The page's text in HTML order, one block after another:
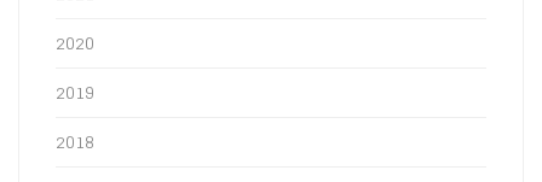
2020
2019
2018